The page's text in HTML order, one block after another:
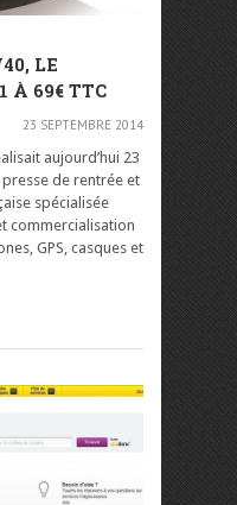
LE
À 69€ TTC
23 SEPTEMBRE 2014
aujourd’hui 23
de rentrée et
spécialisée
commercialisation
GPS, casques et